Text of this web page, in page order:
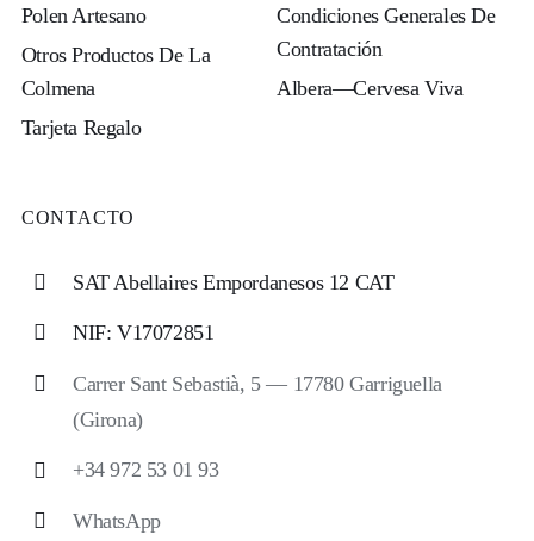
Polen Artesano
Otros Productos De La
Colmena
Tarjeta Regalo
Condiciones Generales De
Contratación
Albera—Cervesa Viva
CONTACTO
SAT Abellaires Empordanesos 12 CAT
NIF: V17072851
Carrer Sant Sebastià, 5 — 17780 Garriguella
(Girona)
+34 972 53 01 93
WhatsApp